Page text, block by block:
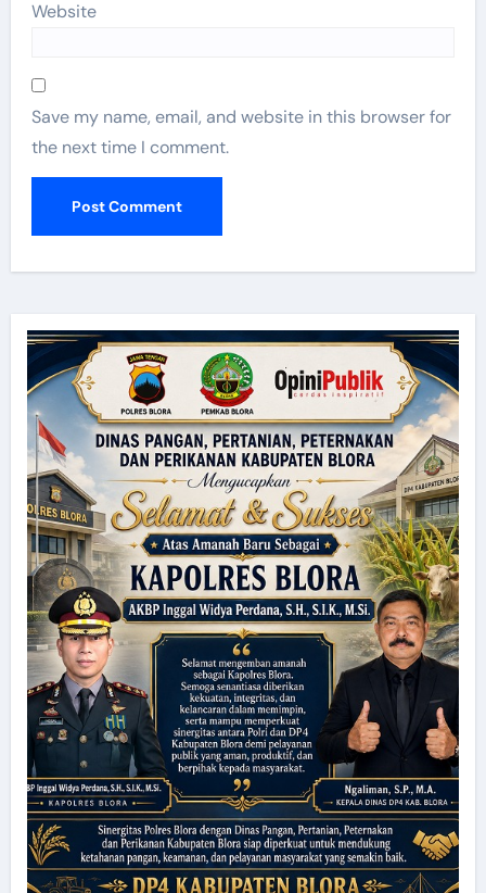
Website
Save my name, email, and website in this browser for
the next time I comment.